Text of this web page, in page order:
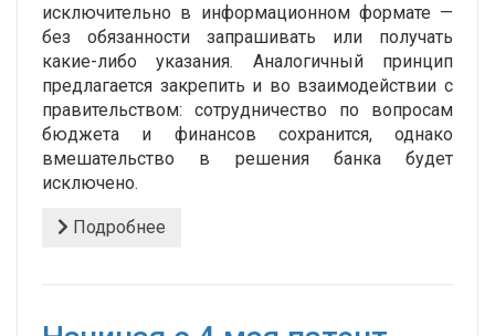
исключительно в информационном формате —
без обязанности запрашивать или получать
какие-либо указания. Аналогичный принцип
предлагается закрепить и во взаимодействии с
правительством: сотрудничество по вопросам
бюджета и финансов сохранится, однако
вмешательство в решения банка будет
исключено.
Подробнее